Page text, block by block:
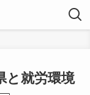
と就労環境